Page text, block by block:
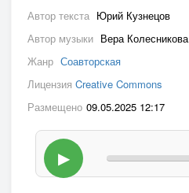
Автор текста Юрий Кузнецов
Автор музыки Вера Колесникова
Жанр Соавторская
Лицензия Creative Commons
Размещено 09.05.2025 12:17
▶